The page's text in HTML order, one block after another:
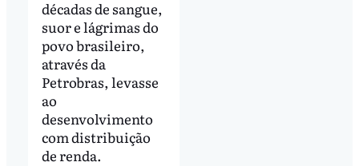
décadas de sangue,
suor e lágrimas do
povo brasileiro,
através da
Petrobras, levasse
ao
desenvolvimento
com distribuição
de renda.